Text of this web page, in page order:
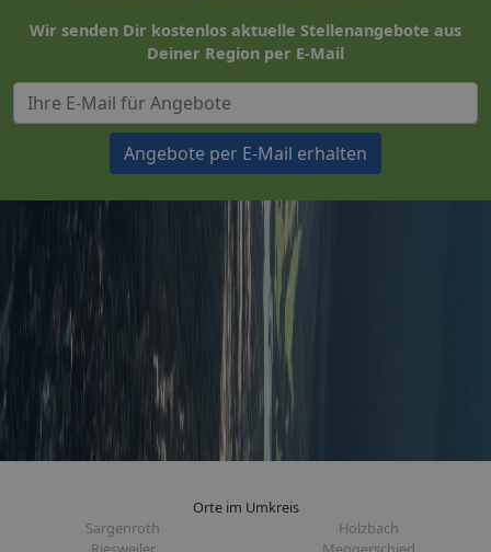
Wir senden Dir kostenlos aktuelle Stellenangebote aus
Deiner Region per E-Mail
Angebote per E-Mail erhalten
Orte im Umkreis
Sargenroth
Holzbach